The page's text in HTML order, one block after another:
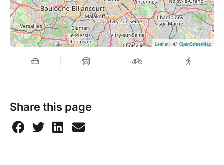
Leaflet| ©OpenStreetMap
Share this page